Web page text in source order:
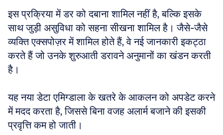
इस प्रक्रिया में डर को दबाना शामिल नहीं है, बल्कि इसके
साथ जुड़ी असुविधा को सहना सीखना शामिल है। जैसे-जैसे
व्यक्ति एक्सपोज़र में शामिल होते हैं, वे नई जानकारी इकट्ठा
करते हैं जो उनके शुरुआती डरावने अनुमानों का खंडन करती
है।
यह नया डेटा एमिग्डाला के खतरे के आकलन को अपडेट करने
में मदद करता है, जिससे बिना वजह अलार्म बजाने की इसकी
प्रवृत्ति कम हो जाती।